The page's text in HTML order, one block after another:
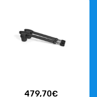
479,70€